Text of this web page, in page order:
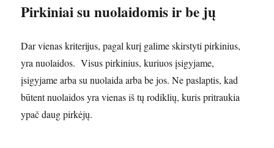
Pirkiniai su nuolaidomis ir be jų
Dar vienas kriterijus, pagal kurį galime skirstyti pirkinius,
yra nuolaidos. Visus pirkinius, kuriuos įsigyjame,
įsigyjame arba su nuolaida arba be jos. Ne paslaptis, kad
būtent nuolaidos yra vienas iš tų rodiklių, kuris pritraukia
ypač daug pirkėjų.